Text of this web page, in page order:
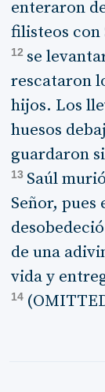
enteraron
filisteos con
12 se
rescataron
hijos. Los
huesos
guardaron
13 Saúl
Señor, pues
de una
vida y
14